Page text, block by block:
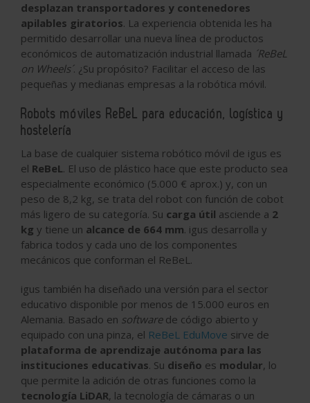
desplazan transportadores y contenedores
apilables giratorios. La experiencia obtenida les ha
permitido desarrollar una nueva línea de productos
económicos de automatización industrial llamada ´ReBeL
on Wheels´. ¿Su propósito? Facilitar el acceso de las
pequeñas y medianas empresas a la robótica móvil.
Robots móviles ReBeL para educación, logística y
hostelería
La base de cualquier sistema robótico móvil de igus es
el ReBeL. El uso de plástico hace que este producto sea
especialmente económico (5.000 € aprox.) y, con un
peso de 8,2 kg, se trata del robot con función de cobot
más ligero de su categoría. Su carga útil asciende a 2
kg y tiene un alcance de 664 mm. igus desarrolla y
fabrica todos y cada uno de los componentes
mecánicos que conforman el ReBeL.
igus también ha diseñado una versión para el sector
educativo disponible por menos de 15.000 euros en
Alemania. Basado en softwarede código abierto y
equipado con una pinza, el ReBeL EduMove sirve de
plataforma de aprendizaje autónoma para las
instituciones educativas. Su diseño es modular, lo
que permite la adición de otras funciones como la
tecnología LiDAR, la tecnología de cámaras o un